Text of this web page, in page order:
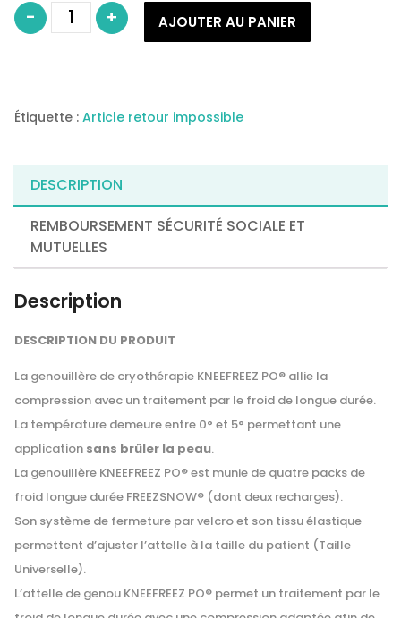
- quantité
Attelle + AJOUTER AU PANIER
Étiquette : Article retour impossible
DESCRIPTION
REMBOURSEMENT SÉCURITÉ SOCIALE ET
MUTUELLES
Description
DESCRIPTION DU PRODUIT
La genouillère de cryothérapie KNEEFREEZ PO® allie la
compression avec un traitement par le froid de longue durée.
La température demeure entre 0° et 5° permettant une
application sans brûler la peau.
La genouillère KNEEFREEZ PO® est munie de quatre packs de
froid longue durée FREEZSNOW® (dont deux recharges).
Son système de fermeture par velcro et son tissu élastique
permettent d’ajuster l’attelle à la taille du patient (Taille
Universelle).
L’attelle de genou KNEEFREEZ PO® permet un traitement par le